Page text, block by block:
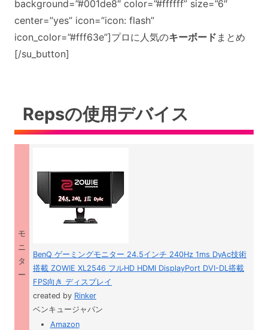
background=”#001de8″ color=”#ffffff” size=”6″
center=”yes” icon=”icon: flash”
icon_color=”#fff63e”]プロに人気のキーボード まとめ
[/su_button]
Repsの使用デバイス
モ
ニ
タ
ー
BenQ ゲーミングモニター 24.5インチ 240Hz 1ms DyAc技術
搭載 ZOWIE XL2546 フルHD HDMI DisplayPort DVI-DL搭載
FPS向き ディスプレイ
created by Rinker
ベンキュージャパン
Amazon